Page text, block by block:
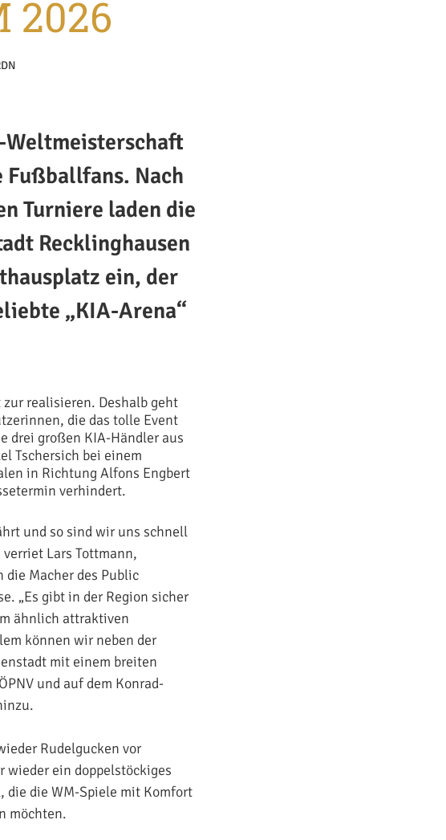
2026
Weltmeisterschaft
Nach
Turniere laden die
Recklinghausen
ein, der
„KIA-Arena“
realisieren. Deshalb geht
die das tolle Event
drei großen KIA-Händler aus
Tschersich bei einem
in Richtung Alfons Engbert
verhindert.
und so sind wir uns schnell
Lars Tottmann,
die Macher des Public
„Es gibt in der Region sicher
ähnlich attraktiven
können wir neben der
mit einem breiten
und auf dem Konrad-
Rudelgucken vor
ein doppelstöckiges
die die WM-Spiele mit Komfort
möchten.